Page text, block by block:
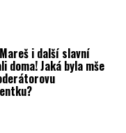
i další slavní
doma! Jaká byla mše